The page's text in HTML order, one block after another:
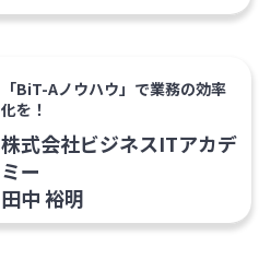
「BiT-Aノウハウ」で業務の効率
化を！
株式会社ビジネスITアカデ
ミー
田中 裕明